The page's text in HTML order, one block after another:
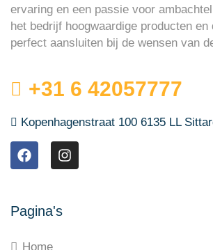
ervaring en een passie voor
het bedrijf hoogwaardige producten en
perfect aansluiten bij de wensen van
+31 6 42057777
Kopenhagenstraat 100 6135 LL
Pagina's
Home